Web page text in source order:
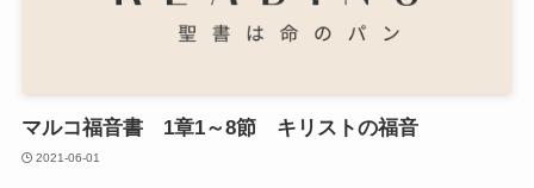
マルコ福音書 1章1～8節 キリストの福音
2021-06-01